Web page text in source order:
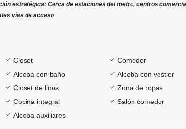
estratégica: Cerca de estaciones del metro, centros
vías de acceso
Closet
Comedor
Alcoba con baño
Alcoba con vestier
Closet de linos
Zona de ropas
Cocina integral
Salón comedor
Alcoba auxiliares